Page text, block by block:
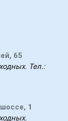
65
Тел.:
1